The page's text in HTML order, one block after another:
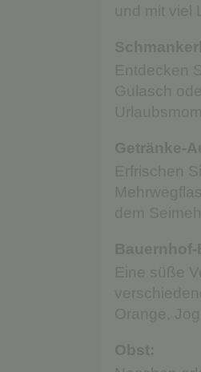
und mit
Entdecken
Gulasch
Getränke-
Erfrischen
Eine süße
Orange,